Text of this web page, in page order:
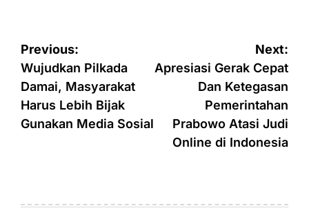
Post
navigation
Previous:
Wujudkan Pilkada
Damai, Masyarakat
Harus Lebih Bijak
Gunakan Media Sosial
Next:
Apresiasi Gerak Cepat
Dan Ketegasan
Pemerintahan
Prabowo Atasi Judi
Online di Indonesia